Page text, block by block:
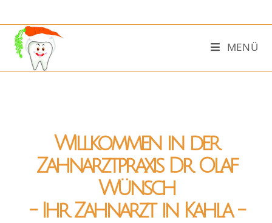
MENÜ
Willkommen in der
Zahnarztpraxis Dr. Olaf
Wünsch
- Ihr Zahnarzt in Kahla -